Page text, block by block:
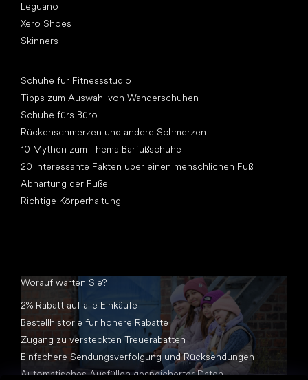
Leguano
Xero Shoes
Skinners
Schuhe für Fitnessstudio
Tipps zum Auswahl von Wanderschuhen
Schuhe fürs Büro
Rückenschmerzen und andere Schmerzen
10 Mythen zum Thema Barfußschuhe
20 interessante Fakten über einen menschlichen Fuß
Abhärtung der Füße
Richtige Körperhaltung
Worauf warten Sie?
2% Rabatt auf alle Einkäufe
Bestellhistorie für höhere Rabatte
Zugang zu versteckten Treuerabatten
Einfachere Sendungsverfolgung und Rücksendungen
Automatisches Ausfüllen gespeicherter Daten